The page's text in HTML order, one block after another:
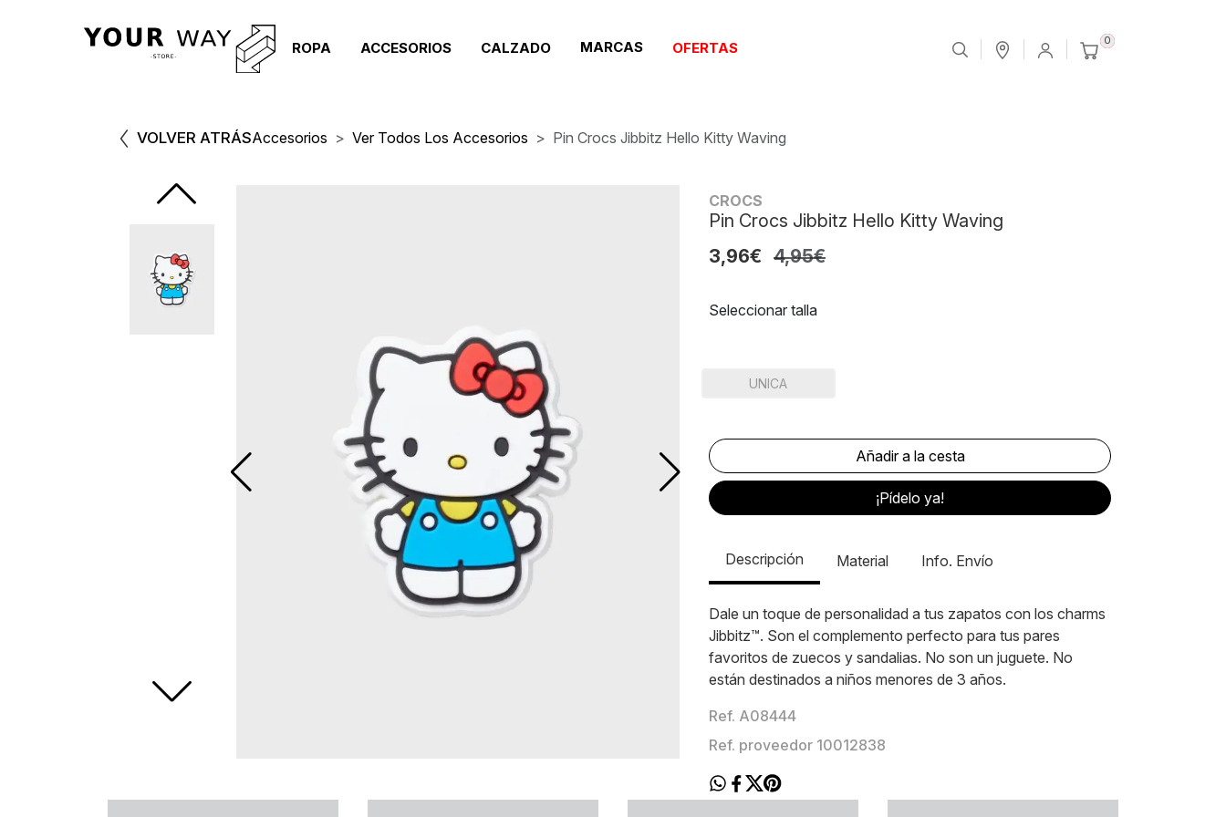
ROPA ACCESORIOS CALZADO MARCAS OFERTAS 0
VOLVER ATRÁSAccesorios Ver Todos Los Accesorios Pin Crocs Jibbitz Hello Kitty Waving
CROCS
Pin Crocs Jibbitz Hello Kitty Waving
3,96€ 4,95€
Seleccionar talla
UNICA
¡Pídelo ya!
Descripción Material Info. Envío
Dale un toque de personalidad a tus zapatos con los charms
Jibbitz™. Son el complemento perfecto para tus pares
favoritos de zuecos y sandalias. No son un juguete. No
están destinados a niños menores de 3 años.
Ref. A08444
Ref. proveedor 10012838